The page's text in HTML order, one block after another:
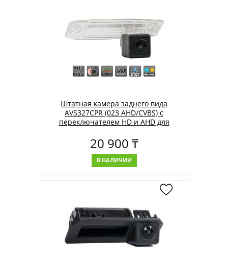
Штатная камера заднего вида
AVS327CPR (023 AHD/CVBS) с
переключателем HD и AHD для
20 900 ₸
В НАЛИЧИИ